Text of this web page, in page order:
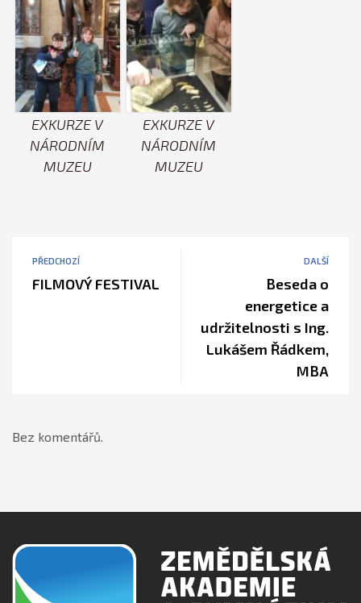
EXKURZE V
NÁRODNÍM
MUZEU
EXKURZE V
NÁRODNÍM
MUZEU
PŘEDCHOZÍ
FILMOVÝ FESTIVAL
DALŠÍ
Beseda o
energetice a
udržitelnosti s Ing.
Lukášem Řádkem,
MBA
Bez komentářů.